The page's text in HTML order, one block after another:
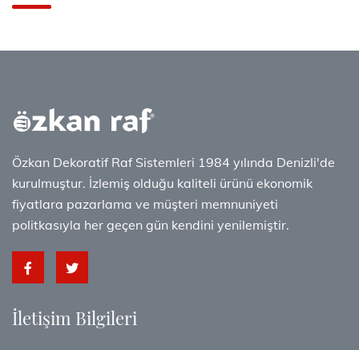
Özkan Dekoratif Raf Sistemleri 1984 yılında Denizli'de
kurulmuştur. İzlemiş olduğu kaliteli ürünü ekonomik
fiyatlara pazarlama ve müşteri memnuniyeti
politkasıyla her geçen gün kendini yenilemiştir.
İletişim Bilgileri